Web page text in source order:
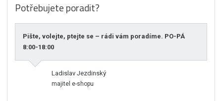
Potřebujete poradit?
Pište, volejte, ptejte se – rádi vám poradíme. PO-PÁ
8:00-18:00
Ladislav Jezdinský
majitel e-shopu